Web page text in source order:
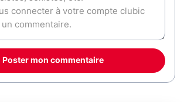
Poster mon commentaire